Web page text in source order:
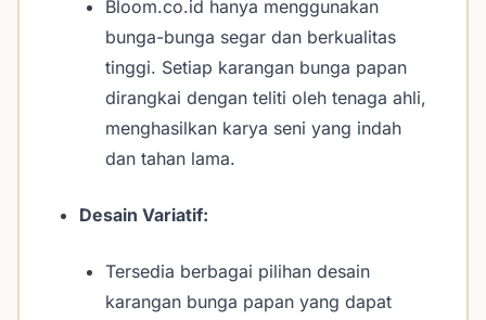
Bloom.co.id hanya menggunakan
bunga-bunga segar dan berkualitas
tinggi. Setiap karangan bunga papan
dirangkai dengan teliti oleh tenaga ahli,
menghasilkan karya seni yang indah
dan tahan lama.
Desain Variatif:
Tersedia berbagai pilihan desain
karangan bunga papan yang dapat